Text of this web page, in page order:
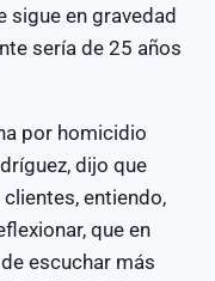
sigue en gravedad
sería de 25 años
por homicidio
dijo que
entiendo,
que en
escuchar más